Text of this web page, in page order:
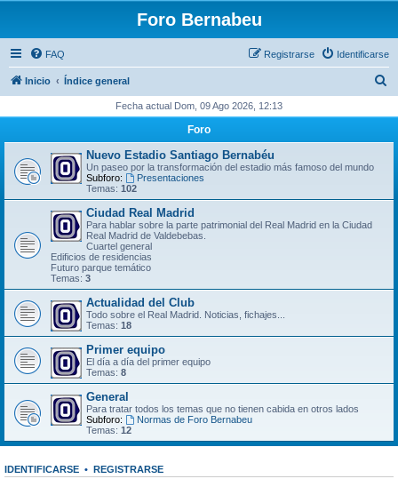
Foro Bernabeu
FAQ Identificarse
Registrarse
Inicio Índice general
c
Fecha actual Dom, 09 Ago 2026, 12:13
Foro
Nuevo Estadio Santiago Bernabéu
Un paseo por la transformación del estadio más famoso del mundo
Subforo:
Presentaciones
Temas: 102
Ciudad Real Madrid
Para hablar sobre la parte patrimonial del Real Madrid en la Ciudad
Real Madrid de Valdebebas.
Cuartel general
Edificios de residencias
Futuro parque temático
Temas: 3
Actualidad del Club
Todo sobre el Real Madrid. Noticias, fichajes...
Temas: 18
Primer equipo
El día a día del primer equipo
Temas: 8
General
Para tratar todos los temas que no tienen cabida en otros lados
Subforo:
Normas de Foro Bernabeu
Temas: 12
IDENTIFICARSE • REGISTRARSE